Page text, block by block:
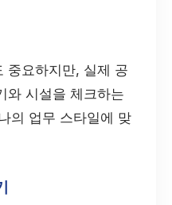
중요하지만, 실제 공
와 시설을 체크하는
의 업무 스타일에 맞